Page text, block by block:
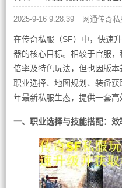
2025-9-16 9:28:39 网通传奇私
在传奇私服（SF）中，快速
器的核心目标。相较于官服
倍率及特色玩法，但也因版
职业选择、地图规划、装备
年最新私服生态，提供一套高
一、职业选择与技能搭配：效